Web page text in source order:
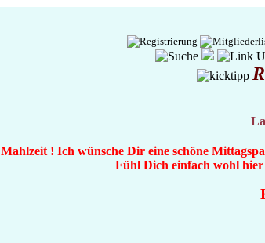
Mahlzeit ! Ich wünsche Dir eine schöne
Fühl Dich einfach wohl